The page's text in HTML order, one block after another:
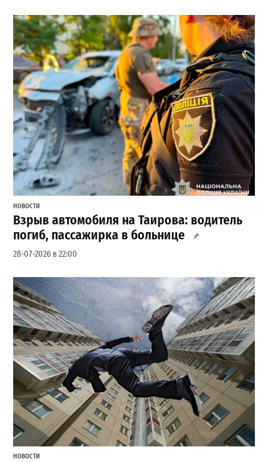
НОВОСТИ
Взрыв автомобиля на Таирова: водитель
погиб, пассажирка в больнице
28-07-2026 в 22:00
НОВОСТИ